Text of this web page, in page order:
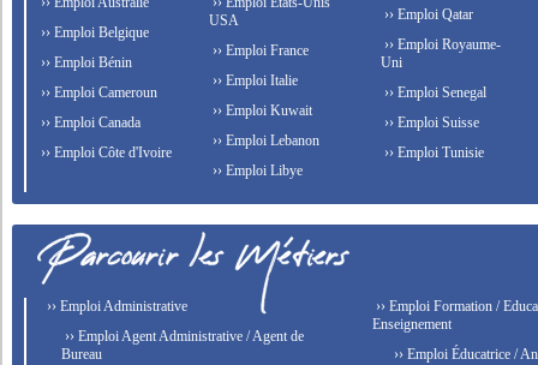
›› Emploi Belgique
›› Emploi Bénin
›› Emploi Cameroun
›› Emploi Canada
›› Emploi Côte d'Ivoire
USA
›› Emploi France
›› Emploi Italie
›› Emploi Kuwait
›› Emploi Lebanon
›› Emploi Libye
›› Emploi Qatar
›› Emploi Royaume-
Uni
›› Emploi Senegal
›› Emploi Suisse
›› Emploi Tunisie
›› Emploi Administrative
›› Emploi Agent Administrative / Agent de
Bureau
›› Emploi Formation /
Enseignement
›› Emploi Éducatrice /